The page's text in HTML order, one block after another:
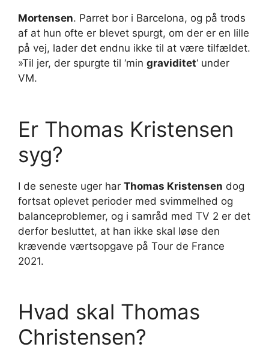
Mortensen. Parret bor i Barcelona, og på trods
af at hun ofte er blevet spurgt, om der er en lille
på vej, lader det endnu ikke til at være tilfældet.
»Til jer, der spurgte til ‘min graviditet‘ under
VM.
Er Thomas Kristensen
syg?
I de seneste uger har Thomas Kristensen dog
fortsat oplevet perioder med svimmelhed og
balanceproblemer, og i samråd med TV 2 er det
derfor besluttet, at han ikke skal løse den
krævende værtsopgave på Tour de France
2021.
Hvad skal Thomas
Christensen?